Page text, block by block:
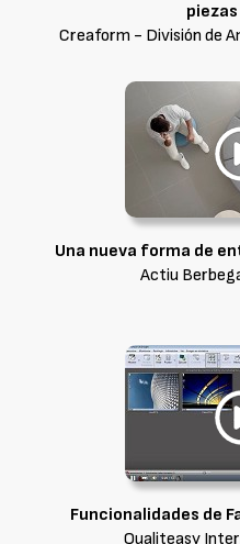
Creaform - División de
Una nueva forma de
Actiu
Funcionalidades de
Qualiteasy